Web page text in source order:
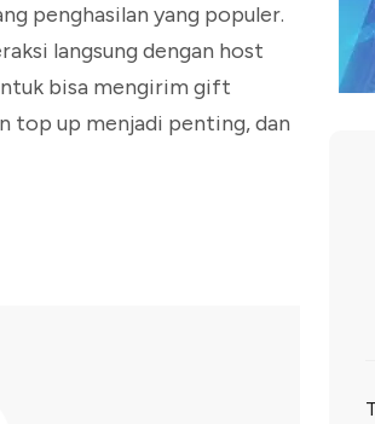
penghasilan yang populer.
langsung dengan host
bisa mengirim gift
top up menjadi penting, dan